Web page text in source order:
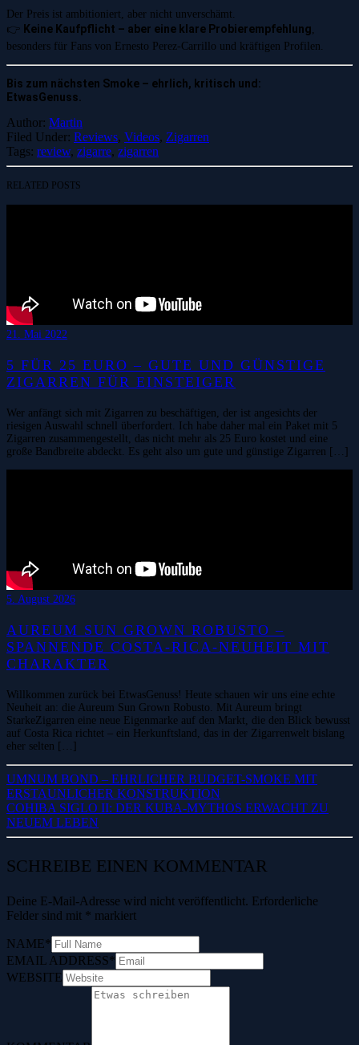
Der Preis ist ambitioniert, aber nicht unverschämt.
👉 Keine Kaufpflicht – aber eine klare Probierempfehlung,
besonders für Fans von Ernesto Perez-Carrillo und kräftigen Profilen.
Bis zum nächsten Smoke – ehrlich, kritisch und:
EtwasGenuss.
Author: Martin
Filed Under: Reviews, Videos, Zigarren
Tags: review, zigarre, zigarren
RELATED POSTS
21. Mai 2022
5 FÜR 25 EURO – GUTE UND GÜNSTIGE
ZIGARREN FÜR EINSTEIGER
Wer anfängt sich mit Zigarren zu beschäftigen, der ist angesichts der
riesigen Auswahl schnell überfordert. Ich habe daher mal ein Paket mit 5
Zigarren zusammengestellt, das nicht mehr als 25 Euro kostet und eine
große Bandbreite abdeckt. Es geht also um gute und günstige Zigarren […]
5. August 2026
AUREUM SUN GROWN ROBUSTO –
SPANNENDE COSTA-RICA-NEUHEIT MIT
CHARAKTER
Willkommen zurück bei EtwasGenuss! Heute schauen wir uns eine echte
Neuheit an: die Aureum Sun Grown Robusto. Mit Aureum bringt
StarkeZigarren eine neue Eigenmarke auf den Markt, die den Blick bewusst
auf Costa Rica richtet – ein Herkunftsland, das in der Zigarrenwelt bislang
eher selten […]
UMNUM BOND – EHRLICHER BUDGET-SMOKE MIT
ERSTAUNLICHER KONSTRUKTION
COHIBA SIGLO II: DER KUBA-MYTHOS ERWACHT ZU
NEUEM LEBEN
SCHREIBE EINEN KOMMENTAR
Deine E-Mail-Adresse wird nicht veröffentlicht. Erforderliche
Felder sind mit * markiert
NAME*
EMAIL ADDRESS*
WEBSITE